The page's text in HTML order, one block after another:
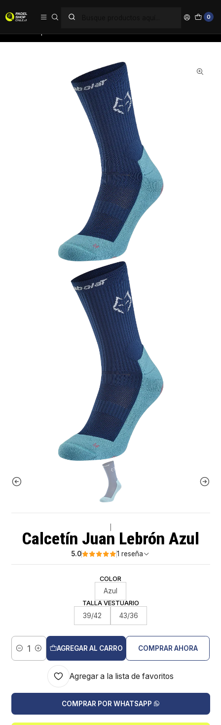
0
Calcetín Juan Lebrón Azul
5.0 1 reseña
COLOR
Azul
TALLA VESTUARIO
39/42 43/36
Cantidad
AGREGAR AL CARRO COMPRAR AHORA
Agregar a la lista de favoritos
COMPRAR POR WHATSAPP